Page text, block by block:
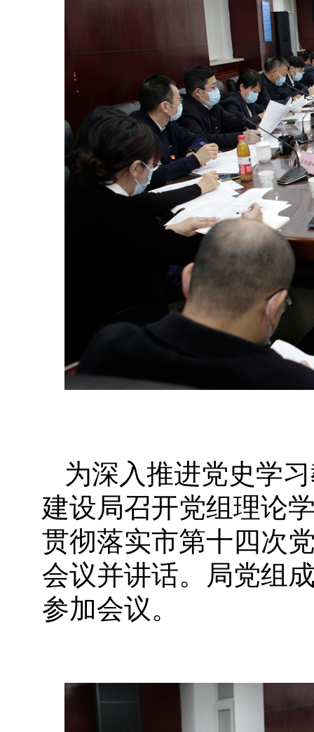
为深入推进党史学
建设局召开党组理论
贯彻落实市第十四次
会议并讲话。局党组
参加会议。